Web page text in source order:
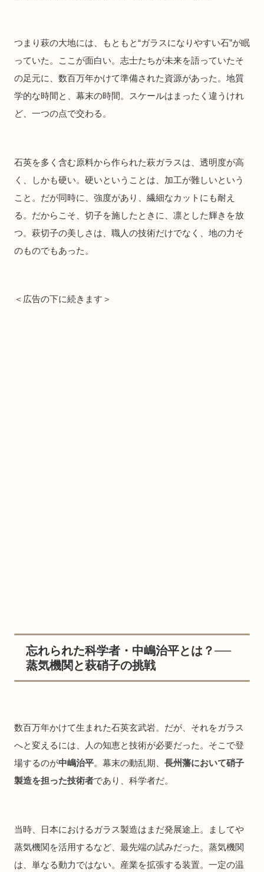
つまり萩の大地には、もともと“ガラスになりやすい石”が眠
っていた。ここが面白い。志士たちが未来を語っていたそ
の足元に、数百万年かけて準備された資源があった。地質
学的な時間と、幕末の時間。スケールはまったく違うけれ
ど、一つの点で交わる。
石英を多く含む原料から作られた萩ガラスは、透明度が高
く、しかも硬い。硬いということは、加工が難しいという
こと。だが同時に、強度があり、繊細なカットにも耐え
る。だからこそ、切子を施したときに、凛とした輝きを放
つ。萩切子の美しさは、職人の技術だけでなく、地の力そ
のものでもあった。
＜広告の下に続きます＞
忘れられた科学者・中嶋治平とは？──
蒸気機関と萩硝子の挑戦
数百万年かけて生まれた石英玄武岩。だが、それをガラス
へと変えるには、人の知恵と技術が必要だった。そこで登
場するのが中嶋治平。幕末の動乱期、 長州藩において硝子
製造を担った技術者であり、科学者だ。
当時、日本におけるガラス製造はまだ発展途上。ましてや
蒸気機関を活用するなど、最先端の試みだった。蒸気機関
は、単なる動力ではない。産業を拡張する装置。一定の温